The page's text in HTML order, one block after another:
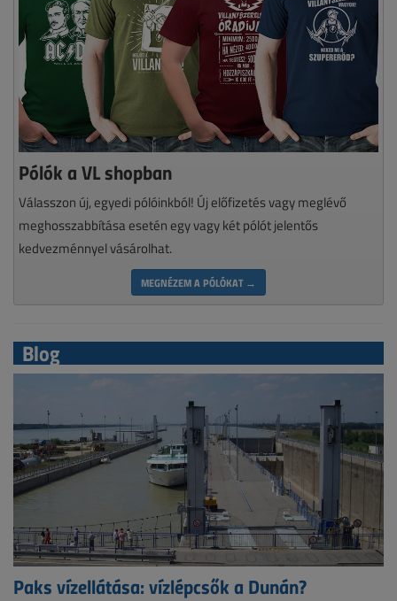
Pólók a VL shopban
Válasszon új, egyedi pólóinkból! Új előfizetés vagy meglévő
meghosszabbítása esetén egy vagy két pólót jelentős
kedvezménnyel vásárolhat.
MEGNÉZEM A PÓLÓKAT →
Blog
Paks vízellátása: vízlépcsők a Dunán?